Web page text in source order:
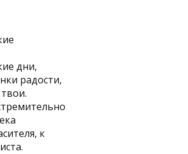
дни,
радости,
к